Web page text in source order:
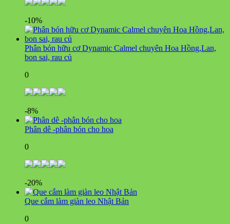
-10%
Phân bón hữu cơ Dynamic Calmel chuyên Hoa Hồng,Lan,
bon sai, rau củ
0
-8%
Phân dê -phân bón cho hoa
0
-20%
Que cắm làm giàn leo Nhật Bản
0